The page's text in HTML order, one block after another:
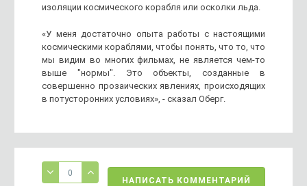
изоляции космического корабля или осколки льда.
«У меня достаточно опыта работы с настоящими
космическими кораблями, чтобы понять, что то, что
мы видим во многих фильмах, не является чем-то
выше "нормы". Это объекты, созданные в
совершенно прозаических явлениях, происходящих
в потусторонних условиях», - сказал Оберг.
0
НАПИСАТЬ КОММЕНТАРИЙ